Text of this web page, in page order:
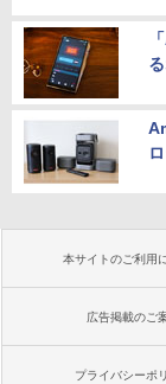
本サイトのご利用
広告掲載のご
プライバシーポ